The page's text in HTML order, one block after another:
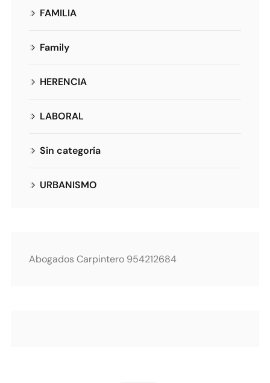
FAMILIA
Family
HERENCIA
LABORAL
Sin categoría
URBANISMO
Abogados Carpintero 954212684